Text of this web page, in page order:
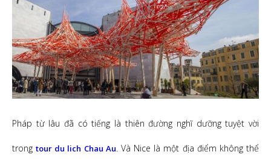
Pháp từ lâu đã có tiếng là thiên đường nghĩ dưỡng tuyệt vời
trongtour du lich Chau Au. Và Nice là một địa điểm không thể